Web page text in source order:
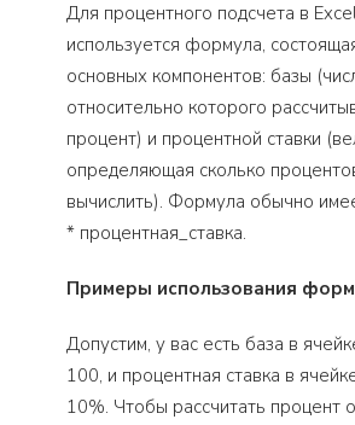
Для процентного подсчета в
используется формула,
основных компонентов: базы
относительно которого
процент) и процентной ставки
определяющая сколько
вычислить). Формула обычно
* процентная_ставка.
Примеры использования
Допустим, у вас есть база в
100, и процентная ставка в
10%. Чтобы рассчитать процент